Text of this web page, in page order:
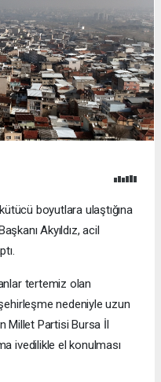
boyutlara ulaştığına
Akyıldız, acil
tertemiz olan
nedeniyle uzun
Millet Partisi Bursa İl
ivedilikle el konulması